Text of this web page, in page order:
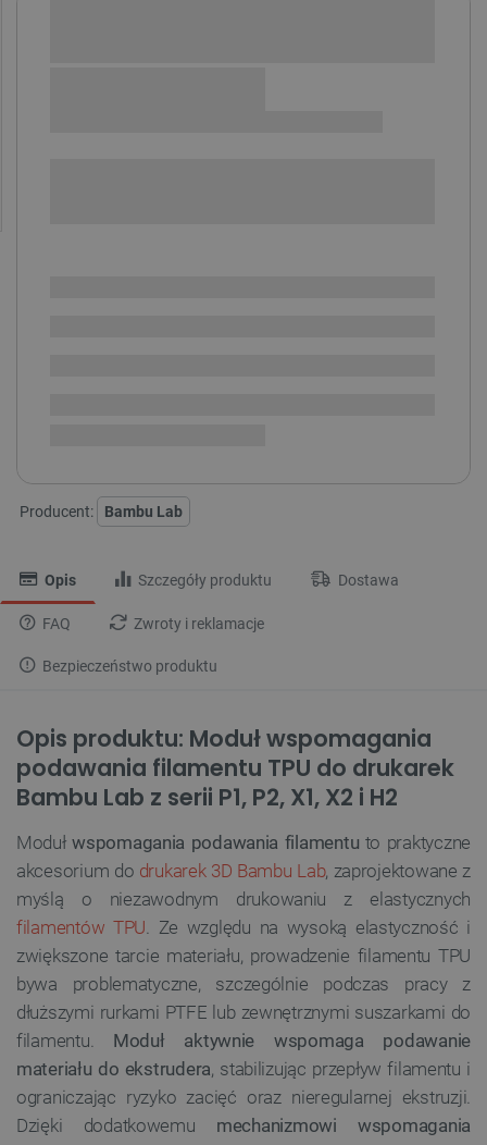
Producent: Bambu Lab
Opis Szczegóły produktu Dostawa
FAQ Zwroty i reklamacje
Bezpieczeństwo produktu
Opis produktu: Moduł wspomagania
podawania filamentu TPU do drukarek
Bambu Lab z serii P1, P2, X1, X2 i H2
Modułwspomagania podawania filamentu to praktyczne
akcesorium do drukarek 3D Bambu Lab, zaprojektowane z
myślą o niezawodnym drukowaniu z elastycznych
filamentów TPU . Ze względu na wysoką elastyczność i
zwiększone tarcie materiału, prowadzenie filamentu TPU
bywa problematyczne, szczególnie podczas pracy z
dłuższymi rurkami PTFE lub zewnętrznymi suszarkami do
filamentu. Moduł aktywnie wspomaga podawanie
materiału do ekstrudera, stabilizując przepływ filamentu i
ograniczając ryzyko zacięć oraz nieregularnej ekstruzji.
Dzięki dodatkowemu mechanizmowi wspomagania